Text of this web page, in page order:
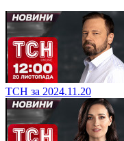
ТСН за 2024.11.20